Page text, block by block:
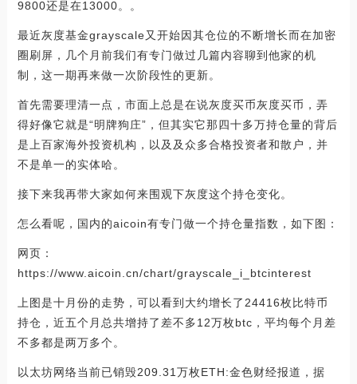
9800还是在13000。。
最近灰度基金grayscale又开始因其仓位的不断增长而在加密
圈刷屏，几个月前我们有专门做过几篇内容聊到他家的机
制，这一期再来做一次阶段性的更新。
首先需要理清一点，市面上总是在说灰度买币灰度买币，弄
得好像它就是“明牌狗庄”，但其实它那四十多万持仓量的背后
是上百家海外投资机构，以及及众多合格投资者和散户，并
不是单一的实体哈。
接下来我再带大家如何来围观下灰度这个持仓变化。
怎么看呢，国内的aicoin有专门做一个持仓量指数，如下图：
网页：
https://www.aicoin.cn/chart/grayscale_i_btcinterest
上图是十月份的走势，可以看到大约增长了24416枚比特币
持仓，近五个月总共增持了差不多12万枚btc，平均每个月差
不多都是两万多个。
以太坊网络当前已销毁209.31万枚ETH:金色财经报道，据